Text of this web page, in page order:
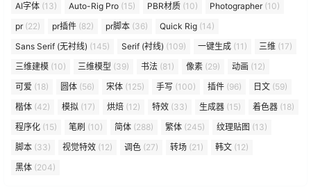
AI字体 (13) Auto-Rig Pro (15) PBR材质 (10) Photographer(10)
pr(22) pr插件 (82) pr脚本 (36) Quick Rig (14)
Sans Serif (无衬线) (145) Serif (衬线) (109) 一键生成 (11) 三维 (17)
三维建模 (10) 三维模型 (39) 书法 (81) 像素 (29) 动画 (12)
可爱 (18) 圆体 (56) 宋体 (125) 手写 (100) 插件 (96) 日文 (59)
楷体 (42) 模拟 (17) 烘焙 (12) 特效 (33) 生成器 (15) 着色器 (18)
程序化 (15) 笔刷 (10) 简体 (288) 繁体 (245) 纹理贴图 (13)
脚本 (33) 视觉特效 (12) 调色 (27) 转场 (21) 韩文 (12)
黑体 (204)